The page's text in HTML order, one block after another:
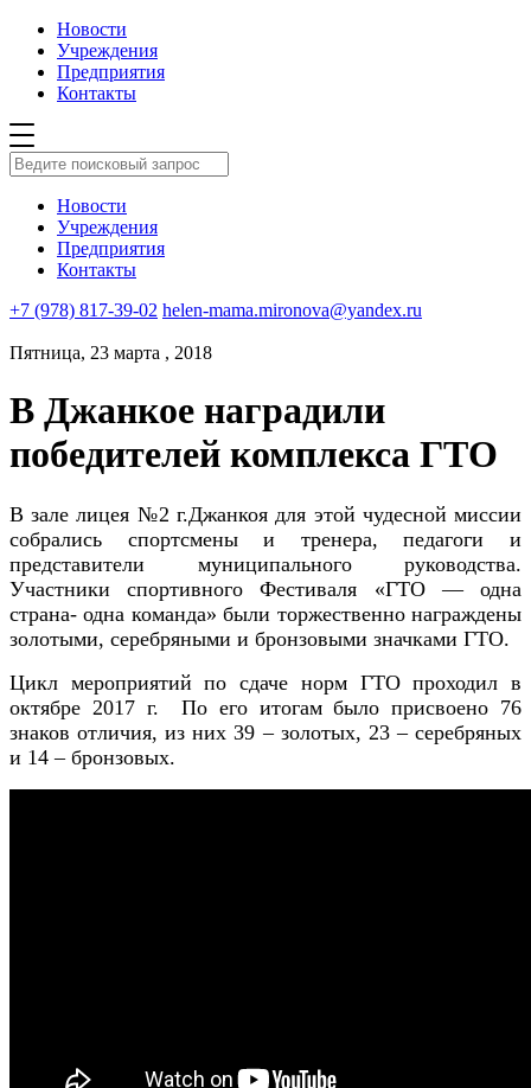
Новости
Учреждения
Предприятия
Контакты
Новости
Учреждения
Предприятия
Контакты
+7 (978) 817-39-02 helen-mama.mironova@yandex.ru
Пятница, 23 марта , 2018
В Джанкое наградили
победителей комплекса ГТО
В зале лицея №2 г.Джанкоя для этой чудесной миссии
собрались спортсмены и тренера, педагоги и
представители муниципального руководства.
Участники спортивного Фестиваля «ГТО — одна
страна- одна команда»были торжественно награждены
золотыми, серебряными и бронзовыми значками ГТО.
Цикл мероприятий по сдаче норм ГТО проходил в
октябре 2017 г. По его итогам было присвоено 76
знаков отличия, из них 39 – золотых, 23 – серебряных
и 14 – бронзовых.